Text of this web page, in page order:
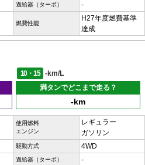
過給器（ターボ） -
燃費性能
H27年度燃費基準
達成
10・15
-km/L
満タンでどこまで走る？
-km
使用燃料
エンジン
レギュラー
ガソリン
駆動方式 4WD
過給器（ターボ） -